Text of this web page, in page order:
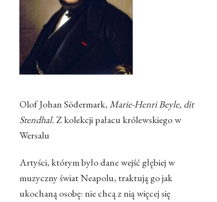
Olof Johan Södermark,Marie-Henri Beyle, dit
Stendhal.Z kolekcji pałacu królewskiego w
Wersalu
Artyści, którym było dane wejść głębiej w
muzyczny świat Neapolu, traktują go jak
ukochaną osobę: nie chcą z nią więcej się